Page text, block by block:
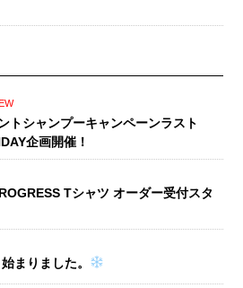
トシャンプーキャンペーンラスト
企画開催！
Tシャツ オーダー受付スタ
まりました。